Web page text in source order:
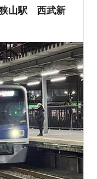
ということは、
山駅 西武新